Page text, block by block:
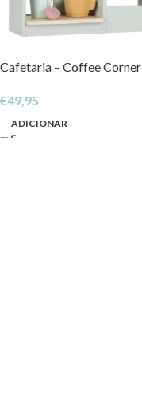
Cafetaria – Coffee Corner
€49,95
ADICIONAR